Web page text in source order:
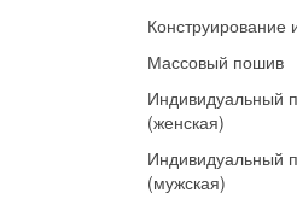
Конструирование
Массовый пошив
Индивидуальный
(женская)
Индивидуальный
(мужская)